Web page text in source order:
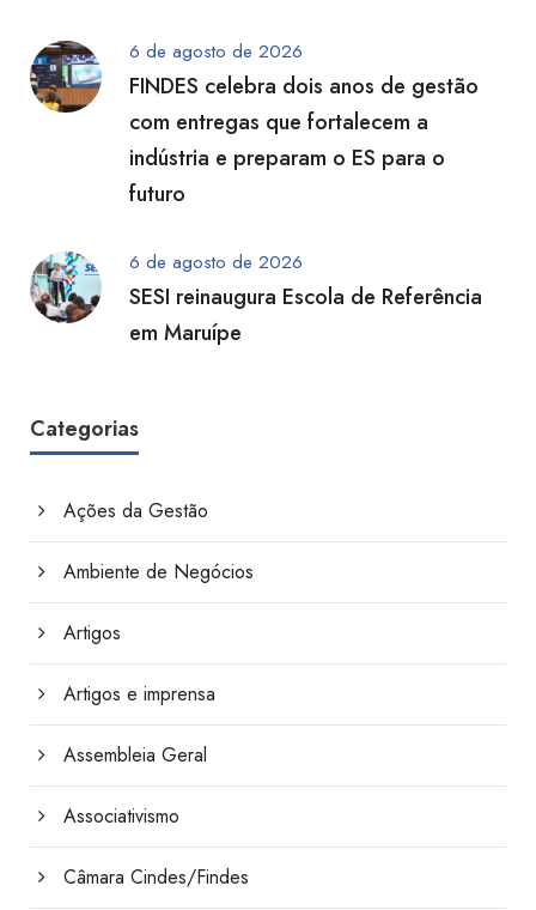
6 de agosto de 2026
FINDES celebra dois anos de gestão
com entregas que fortalecem a
indústria e preparam o ES para o
futuro
6 de agosto de 2026
SESI reinaugura Escola de Referência
em Maruípe
Categorias
Ações da Gestão
Ambiente de Negócios
Artigos
Artigos e imprensa
Assembleia Geral
Associativismo
Câmara Cindes/Findes